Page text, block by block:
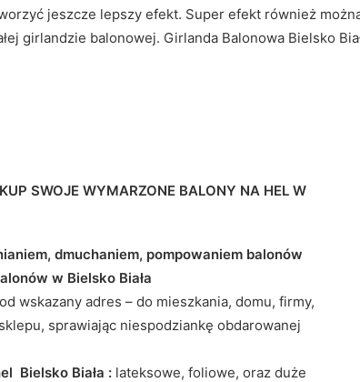
jeszcze lepszy efekt. Super efekt również
girlandzie balonowej. Girlanda Balonowa Bielsko
SWOJE WYMARZONE BALONY NA HEL W
dmuchaniem, pompowaniem balonów
w Bielsko Biała
wskazany adres – do mieszkania, domu, firmy,
sprawiając niespodziankę obdarowanej
Bielsko Biała : lateksowe, foliowe, oraz duże